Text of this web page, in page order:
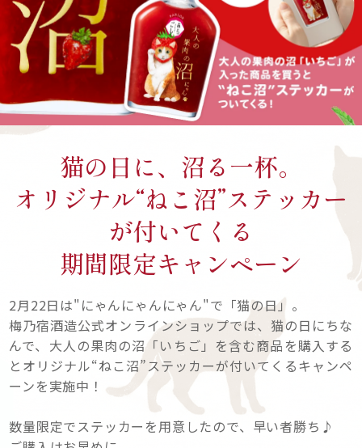
猫の日に、沼る一杯。
オリジナル“ねこ沼”ステッカー
が付いてくる
期間限定キャンペーン
2月22日は"にゃんにゃんにゃん"で「猫の日」。
梅乃宿酒造公式オンラインショップでは、猫の日にちな
んで、大人の果肉の沼「いちご」を含む商品を購入する
とオリジナル“ねこ沼”ステッカーが付いてくるキャンペ
ーンを実施中！
数量限定でステッカーを用意したので、早い者勝ち♪